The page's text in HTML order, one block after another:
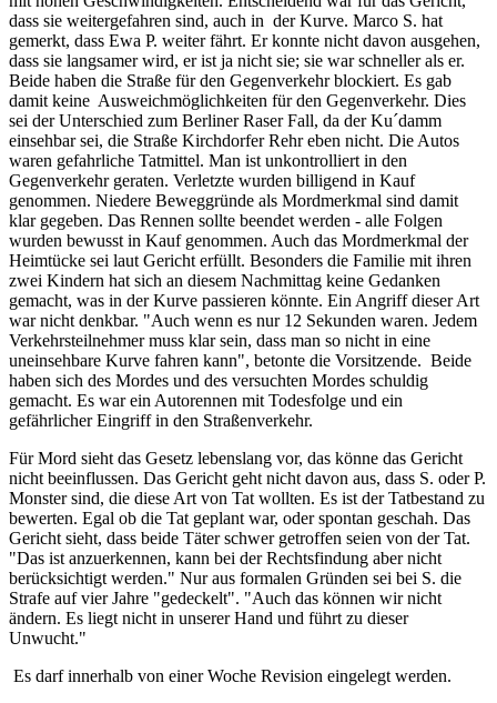
dass sie weitergefahren sind, auch in der Kurve. Marco S. hat
gemerkt, dass Ewa P. weiter fährt. Er konnte nicht davon ausgehen,
dass sie langsamer wird, er ist ja nicht sie; sie war schneller als er.
Beide haben die Straße für den Gegenverkehr blockiert. Es gab
damit keine Ausweichmöglichkeiten für den Gegenverkehr. Dies
sei der Unterschied zum Berliner Raser Fall, da der Ku´damm
einsehbar sei, die Straße Kirchdorfer Rehr eben nicht. Die Autos
waren gefahrliche Tatmittel. Man ist unkontrolliert in den
Gegenverkehr geraten. Verletzte wurden billigend in Kauf
genommen. Niedere Beweggründe als Mordmerkmal sind damit
klar gegeben. Das Rennen sollte beendet werden - alle Folgen
wurden bewusst in Kauf genommen. Auch das Mordmerkmal der
Heimtücke sei laut Gericht erfüllt. Besonders die Familie mit ihren
zwei Kindern hat sich an diesem Nachmittag keine Gedanken
gemacht, was in der Kurve passieren könnte. Ein Angriff dieser Art
war nicht denkbar. "Auch wenn es nur 12 Sekunden waren. Jedem
Verkehrsteilnehmer muss klar sein, dass man so nicht in eine
uneinsehbare Kurve fahren kann", betonte die Vorsitzende. Beide
haben sich des Mordes und des versuchten Mordes schuldig
gemacht. Es war ein Autorennen mit Todesfolge und ein
gefährlicher Eingriff in den Straßenverkehr.
Für Mord sieht das Gesetz lebenslang vor, das könne das Gericht
nicht beeinflussen. Das Gericht geht nicht davon aus, dass S. oder P.
Monster sind, die diese Art von Tat wollten. Es ist der Tatbestand zu
bewerten. Egal ob die Tat geplant war, oder spontan geschah. Das
Gericht sieht, dass beide Täter schwer getroffen seien von der Tat.
"Das ist anzuerkennen, kann bei der Rechtsfindung aber nicht
berücksichtigt werden." Nur aus formalen Gründen sei bei S. die
Strafe auf vier Jahre "gedeckelt". "Auch das können wir nicht
ändern. Es liegt nicht in unserer Hand und führt zu dieser
Unwucht."
Es darf innerhalb von einer Woche Revision eingelegt werden.